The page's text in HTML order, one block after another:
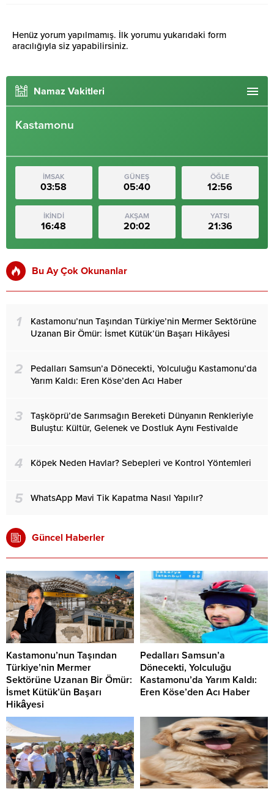
Henüz yorum yapılmamış. İlk yorumu yukarıdaki form
aracılığıyla siz yapabilirsiniz.
Namaz Vakitleri
Kastamonu
İMSAK
03:58
GÜNEŞ
05:40
ÖĞLE
12:56
İKİNDİ
16:48
AKŞAM
20:02
YATSI
21:36
Bu Ay Çok Okunanlar
1
Kastamonu’nun Taşından Türkiye’nin Mermer Sektörüne
Uzanan Bir Ömür: İsmet Kütük’ün Başarı Hikâyesi
2
Pedalları Samsun’a Dönecekti, Yolculuğu Kastamonu’da
Yarım Kaldı: Eren Köse’den Acı Haber
3
Taşköprü’de Sarımsağın Bereketi Dünyanın Renkleriyle
Buluştu: Kültür, Gelenek ve Dostluk Aynı Festivalde
4 Köpek Neden Havlar? Sebepleri ve Kontrol Yöntemleri
5 WhatsApp Mavi Tik Kapatma Nasıl Yapılır?
Güncel Haberler
Kastamonu’nun Taşından
Türkiye’nin Mermer
Sektörüne Uzanan Bir Ömür:
İsmet Kütük’ün Başarı
Hikâyesi
Pedalları Samsun’a
Dönecekti, Yolculuğu
Kastamonu’da Yarım Kaldı:
Eren Köse’den Acı Haber